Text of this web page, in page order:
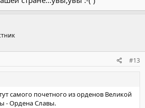
#13
самого почетного из орденов Великой
- Ордена Славы.